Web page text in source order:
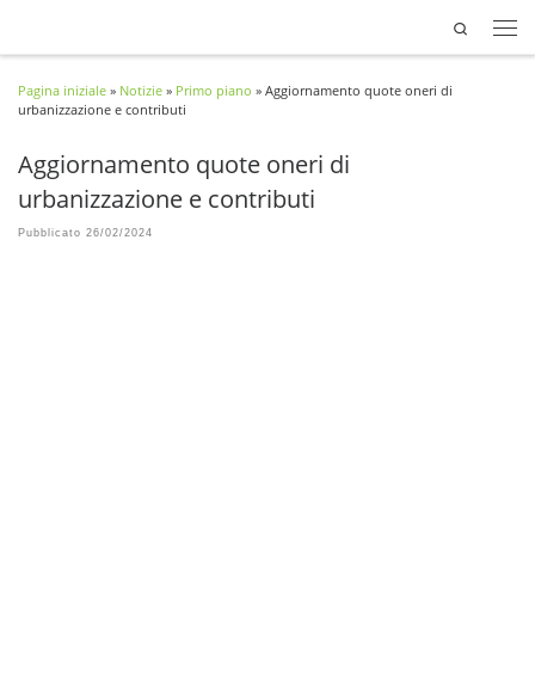
Search
Pagina iniziale » Notizie » Primo piano » Aggiornamento quote oneri di
urbanizzazione e contributi
Aggiornamento quote oneri di
urbanizzazione e contributi
Pubblicato 26/02/2024